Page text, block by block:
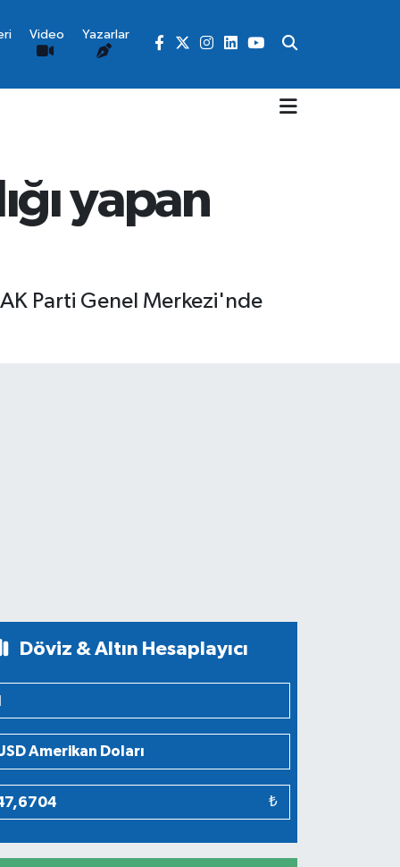
Video Yazarlar
yapan
AK Parti Genel Merkezi'nde
Döviz & Altın Hesaplayıcı
₺